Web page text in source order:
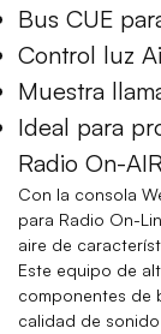
Bus CUE
Control luz
Muestra
Ideal para
Radio On-
Con la consola
para Radio On-
aire de
Este equipo de
componentes de
calidad de